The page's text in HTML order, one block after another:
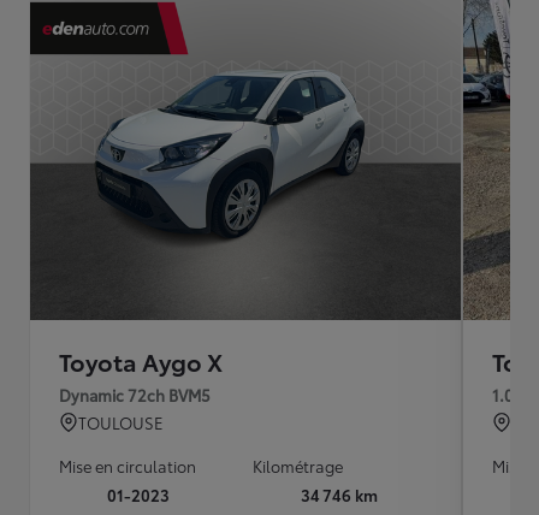
Toyota Aygo X
Dynamic 72ch BVM5
TOULOUSE
Mise en circulation
01-2023
Kilométrage
34 746 km
1.0
Mise